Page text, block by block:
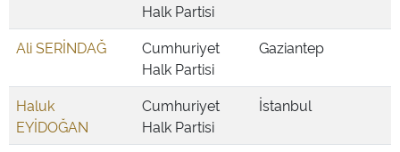
Halk Partisi
Ali SERİNDAĞ
Cumhuriyet
Halk Partisi
Gaziantep
Haluk
EYİDOĞAN
Cumhuriyet
Halk Partisi
İstanbul